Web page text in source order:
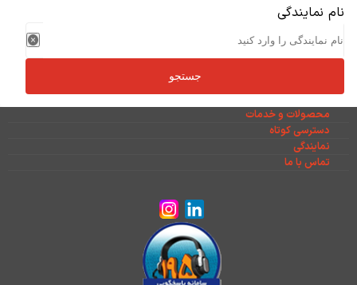
نام نمایندگی
جستجو
محصولات و خدمات
دسترسی کوتاه
نمایندگی
تماس با ما